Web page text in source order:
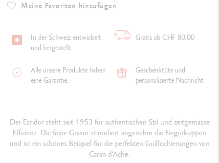
Meine Favoriten hinzufügen
In der Schweiz entwickelt
und hergestellt
Gratis ab CHF 80.00
Alle unsere Produkte haben
eine Garantie.
Geschenktüte und
personalisierte Nachricht
Der Ecridor steht seit 1953 für authentischen Stil und zeitgemässe
Effizienz. Die feine Gravur stimuliert angenehm die Fingerkuppen
und ist ein schönes Beispiel für die perfekten Guillochierungen von
Caran d’Ache.